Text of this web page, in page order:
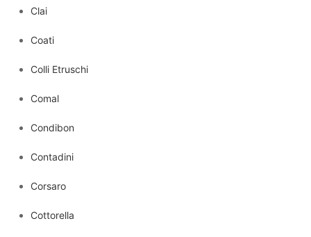
Clai
Coati
Colli Etruschi
Comal
Condibon
Contadini
Corsaro
Cottorella